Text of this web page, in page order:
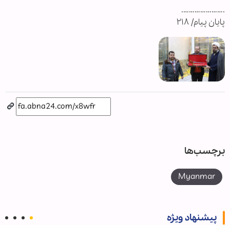
.………………….
پایان پیام/ ۲۱۸
برچسب‌ها
Myanmar
پیشنهاد ویژه